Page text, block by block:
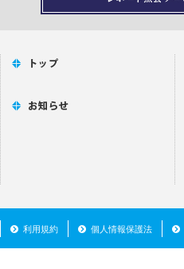
利用規約 個人情報保護法